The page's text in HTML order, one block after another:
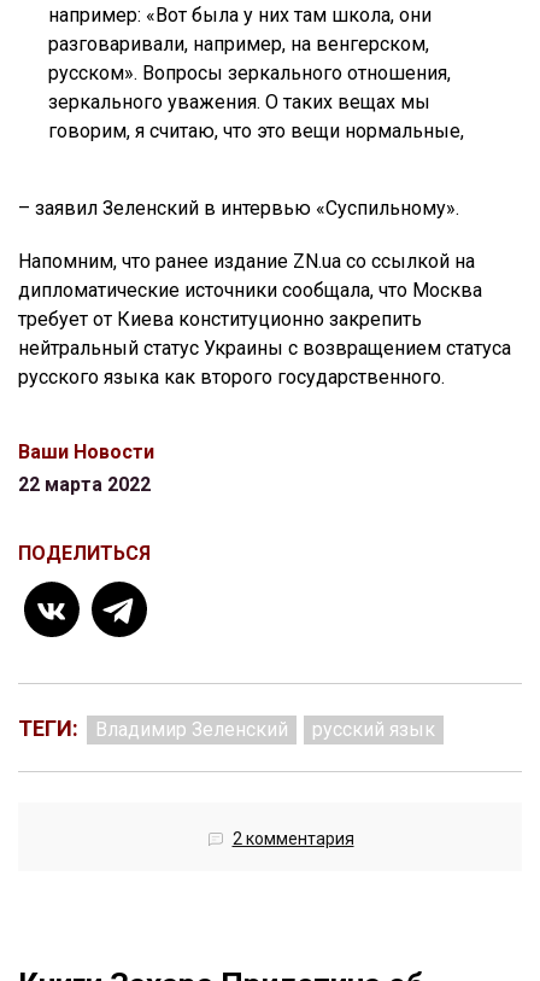
например: «Вот была у них там школа, они
разговаривали, например, на венгерском,
русском». Вопросы зеркального отношения,
зеркального уважения. О таких вещах мы
говорим, я считаю, что это вещи нормальные,
– заявил Зеленский в интервью «Суспильному».
Напомним, что ранее издание ZN.ua со ссылкой на
дипломатические источники сообщала, что Москва
требует от Киева конституционно закрепить
нейтральный статус Украины с возвращением статуса
русского языка как второго государственного.
Ваши Новости
22 марта 2022
ПОДЕЛИТЬСЯ
ТЕГИ: Владимир Зеленский русский язык
2 комментария